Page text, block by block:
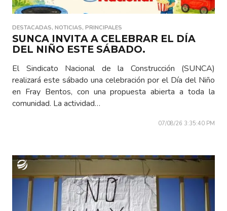
DESTACADAS, NOTICIAS, PRINCIPALES
SUNCA INVITA A CELEBRAR EL DÍA
DEL NIÑO ESTE SÁBADO.
El Sindicato Nacional de la Construcción (SUNCA)
realizará este sábado una celebración por el Día del Niño
en Fray Bentos, con una propuesta abierta a toda la
comunidad. La actividad…
07/08/26 3:35:40 PM